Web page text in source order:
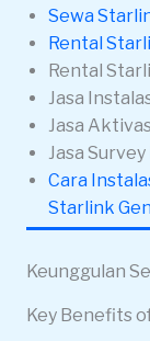
Sewa
Rental
Rental
Jasa
Jasa
Jasa
Cara
Starlink
Keunggulan
Key Benefits